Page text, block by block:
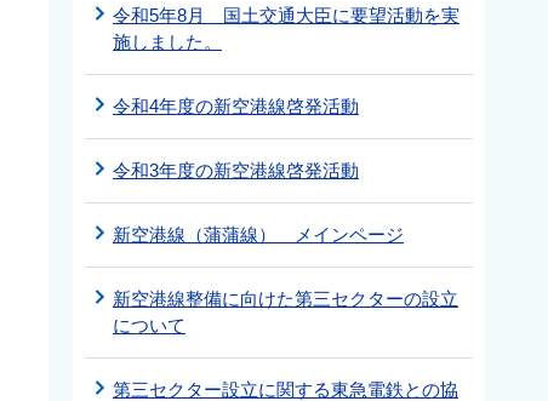
令和5年8月 国土交通大臣に要望活動を実
施しました。
令和4年度の新空港線啓発活動
令和3年度の新空港線啓発活動
新空港線（蒲蒲線） メインページ
新空港線整備に向けた第三セクターの設立
について
第三セクター設立に関する東急電鉄との協